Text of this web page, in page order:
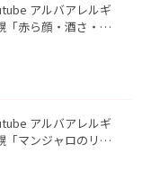
アルバアレルギ
「赤ら顔・酒さ・ニ
アルバアレルギ
「マンジャロのリア